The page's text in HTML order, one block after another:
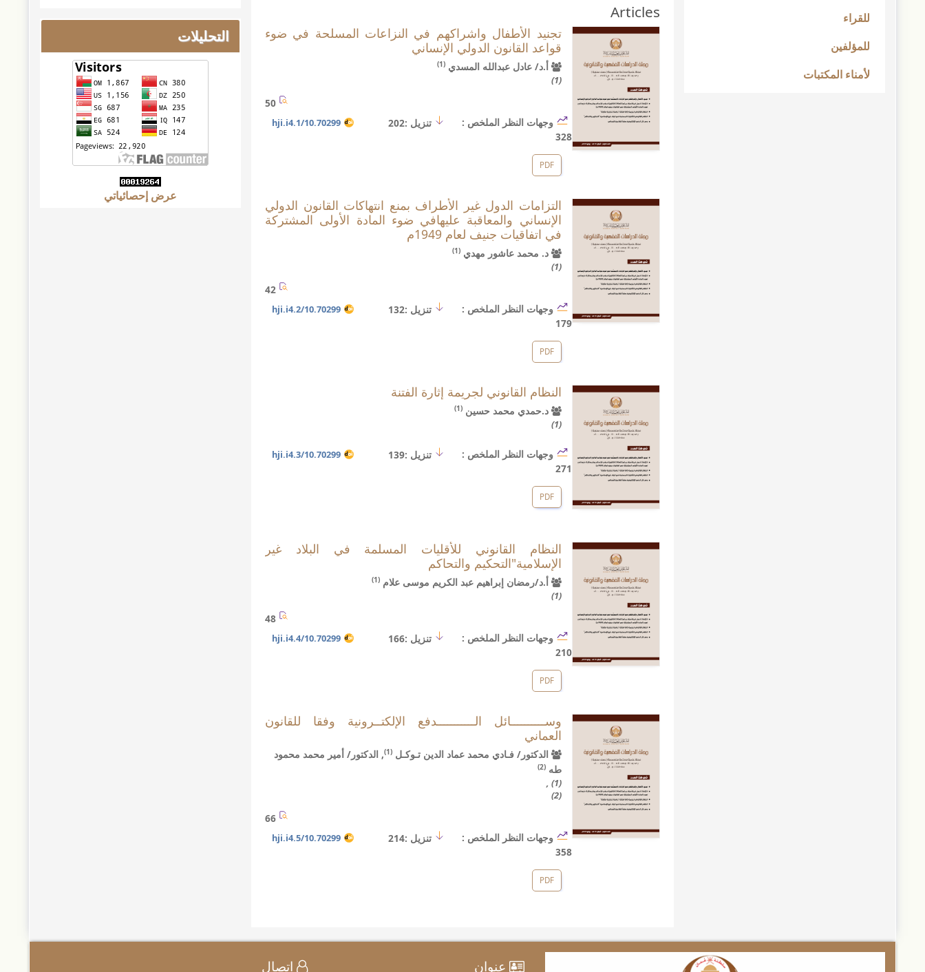
للقراء
للمؤلفين
لأمناء المكتبات
Articles
تجنيد الأطفال واشراكهم في النزاعات المسلحة في ضوء
قواعد القانون الدولي الإنساني
أ.د/ عادل عبدالله المسدي(1)
(1)
وجهات النظر الملخص :
328
تنزيل :202 10.70299/hji.i4.1
PDF
التزامات الدول غير الأطراف بمنع انتهاكات القانون الدولي
الإنساني والمعاقبة عليهافي ضوء المادة الأولى المشتركة
في اتفاقيات جنيف لعام 1949م
د. محمد عاشور مهدي(1)
(1)
وجهات النظر الملخص :
179
تنزيل :132 10.70299/hji.i4.2
PDF
النظام القانوني لجريمة إثارة الفتنة
د.حمدي محمد حسين(1)
(1)
وجهات النظر الملخص :
271
تنزيل :139 10.70299/hji.i4.3
PDF
النظام القانوني للأقليات المسلمة في البلاد غير
الإسلامية"التحكيم والتحاكم
أ.د/رمضان إبراهيم عبد الكريم موسى علام(1)
(1)
وجهات النظر الملخص :
210
تنزيل :166 10.70299/hji.i4.4
PDF
وســــــــــائل الـــــــــــدفع الإلكتــرونية وفقا للقانون
العماني
الدكتور/ فـادي محمد عماد الدين تـوكـل(1)
, الدكتور/ أمير محمد محمود
طه(2)
(1) ,
(2)
وجهات النظر الملخص :
358
تنزيل :214 10.70299/hji.i4.5
PDF
التحليلات
عرض إحصائياتي
عنوان اتصال